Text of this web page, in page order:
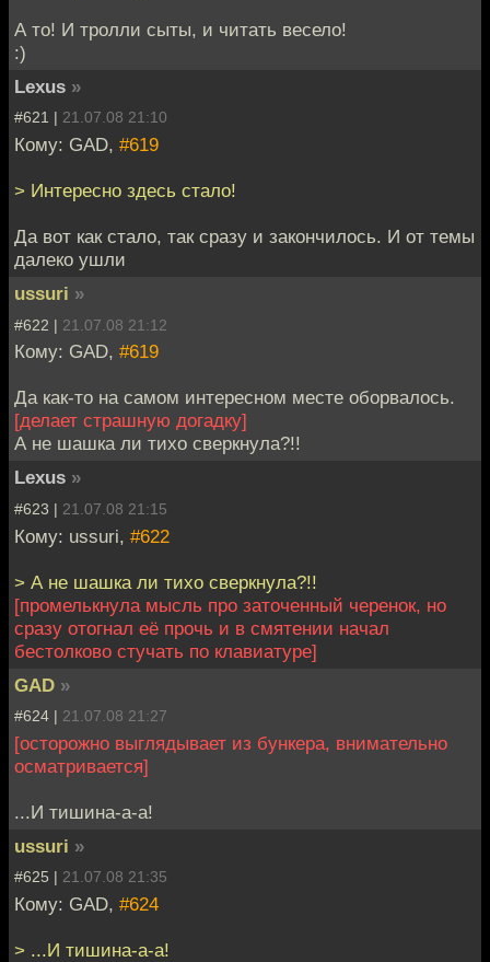
А то! И тролли сыты, и читать весело!
:)
Lexus »
#621 | 21.07.08 21:10
Кому: GAD, #619
> Интересно здесь стало!
Да вот как стало, так сразу и закончилось. И от темы
далеко ушли
ussuri »
#622 | 21.07.08 21:12
Кому: GAD, #619
Да как-то на самом интересном месте оборвалось.
[делает страшную догадку]
А не шашка ли тихо сверкнула?!!
Lexus »
#623 | 21.07.08 21:15
Кому: ussuri, #622
> А не шашка ли тихо сверкнула?!!
[промелькнула мысль про заточенный черенок, но
сразу отогнал её прочь и в смятении начал
бестолково стучать по клавиатуре]
GAD »
#624 | 21.07.08 21:27
[осторожно выглядывает из бункера, внимательно
осматривается]
...И тишина-а-а!
ussuri »
#625 | 21.07.08 21:35
Кому: GAD, #624
> ...И тишина-а-а!